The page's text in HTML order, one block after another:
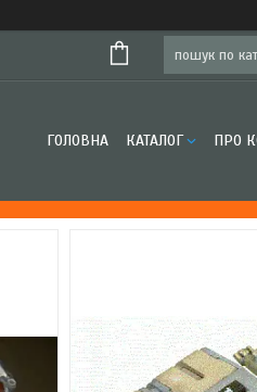
ГОЛОВНА КАТАЛОГ ПРО